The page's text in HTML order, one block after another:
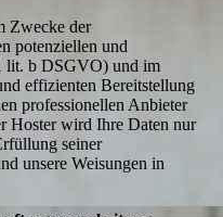
Zwecke der
potenziellen und
lit. b DSGVO) und im
effizienten Bereitstellung
professionellen Anbieter
wird Ihre Daten nur
seiner
unsere Weisungen in